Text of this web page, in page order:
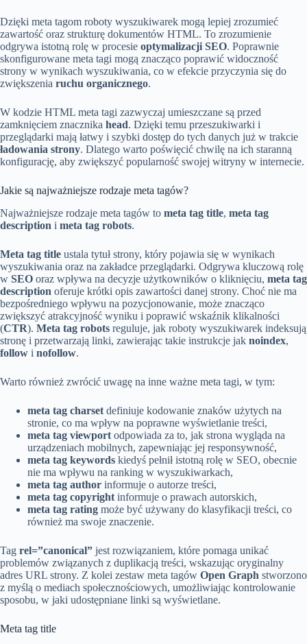
Dzięki meta tagom roboty wyszukiwarek mogą lepiej zrozumieć
zawartość oraz strukturę dokumentów HTML. To zrozumienie
odgrywa istotną rolę w procesie optymalizacji SEO. Poprawnie
skonfigurowane meta tagi mogą znacząco poprawić widoczność
strony w wynikach wyszukiwania, co w efekcie przyczynia się do
zwiększenia ruchu organicznego.
W kodzie HTML meta tagi zazwyczaj umieszczane są przed
zamknięciem znacznika head. Dzięki temu przeszukiwarki i
przeglądarki mają łatwy i szybki dostęp do tych danych już w trakcie
ładowania strony. Dlatego warto poświęcić chwilę na ich staranną
konfigurację, aby zwiększyć popularność swojej witryny w internecie.
Jakie są najważniejsze rodzaje meta tagów?
Najważniejsze rodzaje meta tagów to meta tag title, meta tag
description i meta tag robots.
Meta tag title ustala tytuł strony, który pojawia się w wynikach
wyszukiwania oraz na zakładce przeglądarki. Odgrywa kluczową rolę
w SEO oraz wpływa na decyzje użytkowników o kliknięciu, meta tag
description oferuje krótki opis zawartości danej strony. Choć nie ma
bezpośredniego wpływu na pozycjonowanie, może znacząco
zwiększyć atrakcyjność wyniku i poprawić wskaźnik klikalności
(CTR). Meta tag robots reguluje, jak roboty wyszukiwarek indeksują
stronę i przetwarzają linki, zawierając takie instrukcje jak noindex,
follow i nofollow.
Warto również zwrócić uwagę na inne ważne meta tagi, w tym:
meta tag charset definiuje kodowanie znaków użytych na
stronie, co ma wpływ na poprawne wyświetlanie treści,
meta tag viewport odpowiada za to, jak strona wygląda na
urządzeniach mobilnych, zapewniając jej responsywność,
meta tag keywords kiedyś pełnił istotną rolę w SEO, obecnie
nie ma wpływu na ranking w wyszukiwarkach,
meta tag author informuje o autorze treści,
meta tag copyright informuje o prawach autorskich,
meta tag rating może być używany do klasyfikacji treści, co
również ma swoje znaczenie.
Tag rel=”canonical” jest rozwiązaniem, które pomaga unikać
problemów związanych z duplikacją treści, wskazując oryginalny
adres URL strony. Z kolei zestaw meta tagów Open Graph stworzono
z myślą o mediach społecznościowych, umożliwiając kontrolowanie
sposobu, w jaki udostępniane linki są wyświetlane.
Meta tag title